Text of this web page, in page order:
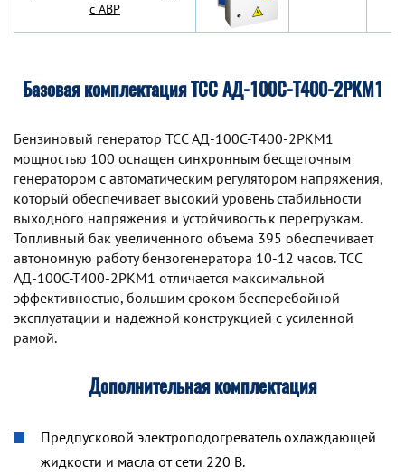
с АВР
Базовая комплектация ТСС АД-100С-Т400-2РКМ1
Бензиновый генератор TCC АД-100С-Т400-2РКМ1
мощностью 100 оснащен синхронным беcщеточным
генератором с автоматическим регулятором напряжения,
который обеспечивает высокий уровень стабильности
выходного напряжения и устойчивость к перегрузкам.
Топливный бак увеличенного объема 395 обеспечивает
автономную работу бензогенератора 10-12 часов. TCC
АД-100С-Т400-2РКМ1 отличается максимальной
эффективностью, большим сроком бесперебойной
эксплуатации и надежной конструкцией с усиленной
рамой.
Дополнительная комплектация
Предпусковой электроподогреватель охлаждающей
жидкости и масла от сети 220 В.